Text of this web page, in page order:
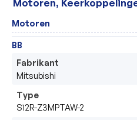
Motoren,
Motoren
BB
Fabrikant
Mitsubishi
Type
S12R-Z3MPTAW-2